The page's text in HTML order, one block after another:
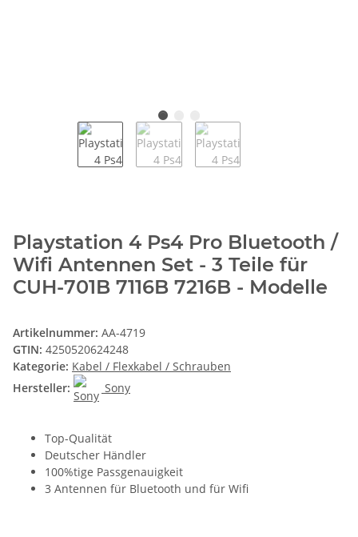
Playstation 4 Ps4 Pro Bluetooth /
Wifi Antennen Set - 3 Teile für
CUH-701B 7116B 7216B - Modelle
Artikelnummer: AA-4719
GTIN: 4250520624248
Kategorie: Kabel / Flexkabel / Schrauben
Hersteller:
Sony
Top-Qualität
Deutscher Händler
100%tige Passgenauigkeit
3 Antennen für Bluetooth und für Wifi